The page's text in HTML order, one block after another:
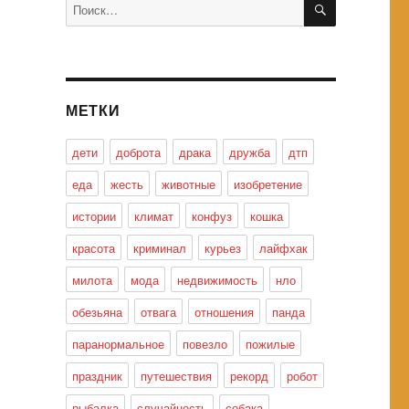
МЕТКИ
дети доброта драка дружба
дтп
еда
жесть животные
изобретение
истории
климат конфуз
кошка
красота
криминал курьез
лайфхак
милота
мода недвижимость
нло
обезьяна
отвага отношения
панда
паранормальное
повезло
пожилые
праздник
путешествия рекорд
робот